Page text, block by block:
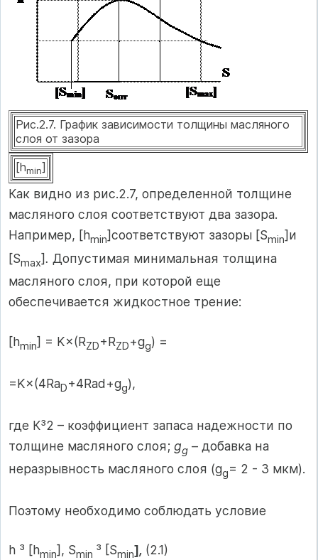
Рис.2.7. График зависимости толщины масляного
слоя от зазора
[hmin]
Как видно из рис.2.7, определенной толщине
масляного слоя соответствуют два зазора.
Например, [hmin]соответствуют зазоры [Smin]и
[Smax]. Допустимая минимальная толщина
масляного слоя, при которой еще
обеспечивается жидкостное трение:
[hmin] = K×(RZD+RZD+gg) =
=K×(4RaD+4Rad+gg),
где К³2 – коэффициент запаса надежности по
толщине масляного слоя; gg – добавка на
неразрывность масляного слоя (gg= 2 - 3 мкм).
Поэтому необходимо соблюдать условие
h ³ [hmin], Smin ³ [Smin], (2.1)